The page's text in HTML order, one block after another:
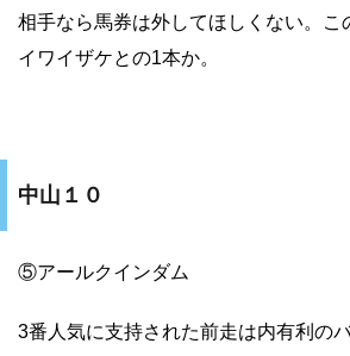
相手なら馬券は外してほしくない。
イワイザケとの1本か。
中山１０
⑤アールクインダム
3番人気に支持された前走は内有利の